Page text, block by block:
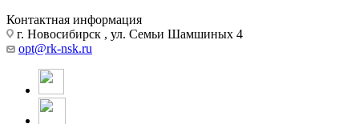
Контактная информация
г. Новосибирск , ул. Семьи Шамшиных 4
opt@rk-nsk.ru